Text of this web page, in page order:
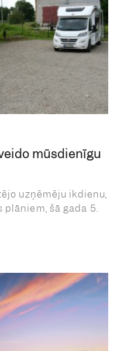
mūsdienīgu
uzņēmēju ikdienu,
šā gada 5.